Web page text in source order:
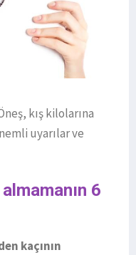
kış kilolarına
uyarılar ve
6
kaçının